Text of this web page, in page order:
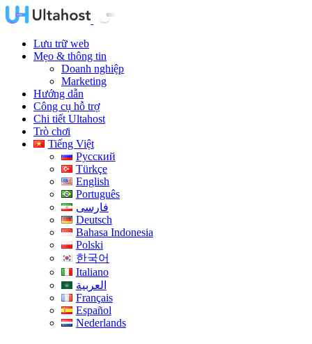
Lưu trữ web
Mẹo & thông tin
Doanh nghiệp
Marketing
Hướng dẫn
Công cụ hỗ trợ
Chi tiết Ultahost
Trò chơi
Tiếng Việt
Русский
Türkçe
English
Português
فارسی
Deutsch
Bahasa Indonesia
Polski
한국어
Italiano
العربية
Français
Español
Nederlands